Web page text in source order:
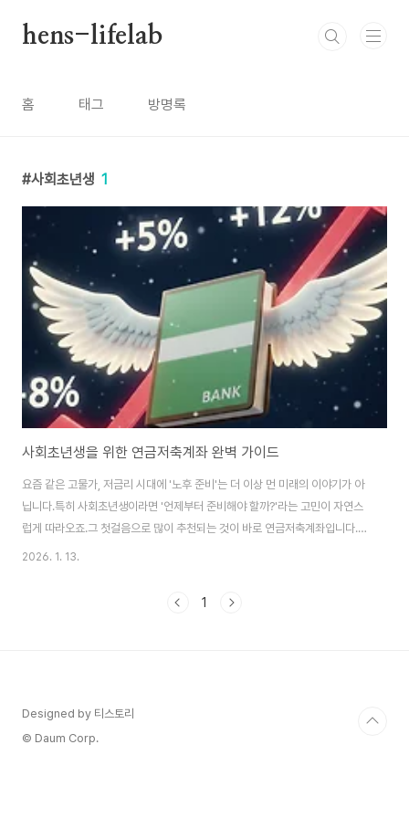
hens-lifelab
홈 태그 방명록
사회초년생 1
사회초년생을 위한 연금저축계좌 완벽 가이드
요즘 같은 고물가, 저금리 시대에 '노후 준비'는 더 이상 먼 미래의 이야기가 아
닙니다.특히 사회초년생이라면 '언제부터 준비해야 할까?'라는 고민이 자연스
럽게 따라오죠.그 첫걸음으로 많이 추천되는 것이 바로 연금저축계좌입니다.절
세 혜택은 물론, 노후 자산 형성까지 한 번에 챙길 수 있는 실속 있는 금융 상품
개설 및 운용하는 방법을 실용적으로 알려드릴게요.1. 연금저축계좌란 무엇인
2026. 1. 13.
1
Designed by 티스토리
© Daum Corp.